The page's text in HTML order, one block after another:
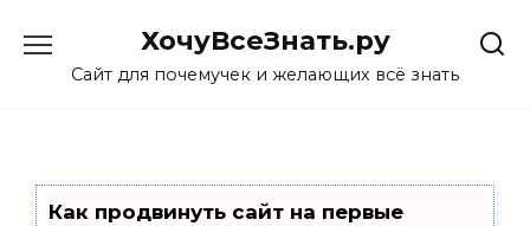
content
ХочуВсеЗнать.ру
Сайт для почемучек и желающих всё знать
Как продвинуть сайт на первые